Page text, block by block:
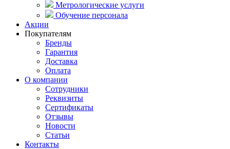
Метрологические услуги
Обучение персонала
Акции
Покупателям
Бренды
Гарантия
Доставка
Оплата
О компании
Сотрудники
Реквизиты
Сертификаты
Отзывы
Новости
Статьи
Контакты